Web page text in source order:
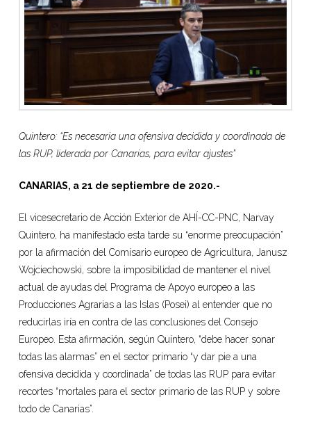
Quintero: “Es necesaria una ofensiva decidida y coordinada de
las RUP, liderada por Canarias, para evitar ajustes”
CANARIAS, a 21 de septiembre de 2020.-
El vicesecretario de Acción Exterior de AHÍ-CC-PNC, Narvay
Quintero, ha manifestado esta tarde su “enorme preocupación”
por la afirmación del Comisario europeo de Agricultura, Janusz
Wojciechowski, sobre la imposibilidad de mantener el nivel
actual de ayudas del Programa de Apoyo europeo a las
Producciones Agrarias a las Islas (Posei) al entender que no
reducirlas iría en contra de las conclusiones del Consejo
Europeo. Esta afirmación, según Quintero, “debe hacer sonar
todas las alarmas” en el sector primario “y dar pie a una
ofensiva decidida y coordinada” de todas las RUP para evitar
recortes “mortales para el sector primario de las RUP y sobre
todo de Canarias”.